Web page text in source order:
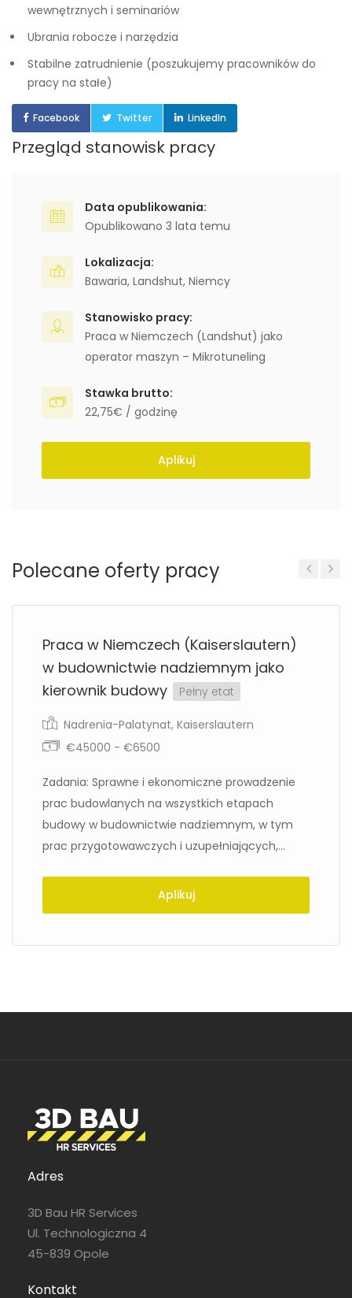
wewnętrznych i seminariów
Ubrania robocze i narzędzia
Stabilne zatrudnienie (poszukujemy pracowników do
pracy na stałe)
Facebook Twitter LinkedIn
Przegląd stanowisk pracy
Data opublikowania:
Opublikowano 3 lata temu
Lokalizacja:
Bawaria, Landshut, Niemcy
Stanowisko pracy:
Praca w Niemczech (Landshut) jako
operator maszyn – Mikrotuneling
Stawka brutto:
22,75€ / godzinę
Aplikuj
Polecane oferty pracy
Praca w Niemczech (Kaiserslautern)
w budownictwie nadziemnym jako
kierownik budowy
Pełny etat
Nadrenia-Palatynat, Kaiserslautern
€45000 - €6500
Zadania: Sprawne i ekonomiczne prowadzenie
prac budowlanych na wszystkich etapach
budowy w budownictwie nadziemnym, w tym
prac przygotowawczych i uzupełniających,...
Aplikuj
Adres
3D Bau HR Services
Ul. Technologiczna 4
45-839 Opole
Kontakt